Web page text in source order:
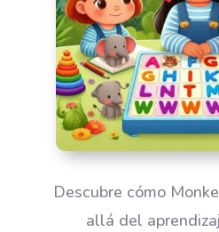
Descubre cómo
allá del